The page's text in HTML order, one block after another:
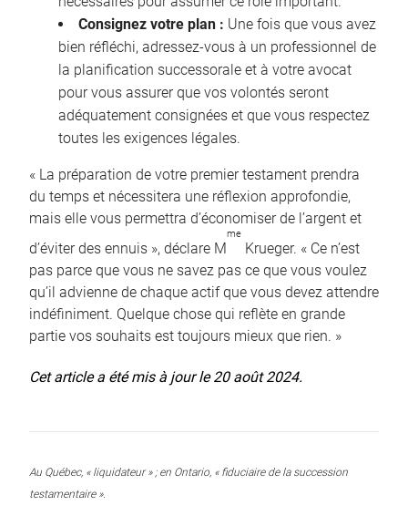
Consignez votre plan : Une fois que vous avez
bien réfléchi, adressez-vous à un professionnel de
la planification successorale et à votre avocat
pour vous assurer que vos volontés seront
adéquatement consignées et que vous respectez
toutes les exigences légales.
« La préparation de votre premier testament prendra
du temps et nécessitera une réflexion approfondie,
mais elle vous permettra d’économiser de l’argent et
d’éviter des ennuis », déclare M
me
Krueger. « Ce n’est
pas parce que vous ne savez pas ce que vous voulez
qu’il advienne de chaque actif que vous devez attendre
indéfiniment. Quelque chose qui reflète en grande
partie vos souhaits est toujours mieux que rien. »
Cet article a été mis à jour le 20 août 2024.
Au Québec, « liquidateur » ; en Ontario, « fiduciaire de la succession
testamentaire ».